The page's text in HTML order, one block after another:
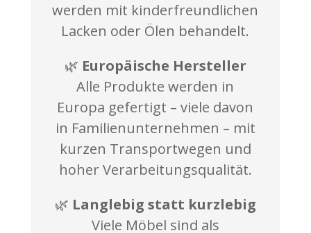
werden mit kinderfreundlichen
Lacken oder Ölen behandelt.
🌿 Europäische Hersteller
Alle Produkte werden in
Europa gefertigt – viele davon
in Familienunternehmen – mit
kurzen Transportwegen und
hoher Verarbeitungsqualität.
🌿 Langlebig statt kurzlebig
Viele Möbel sind als